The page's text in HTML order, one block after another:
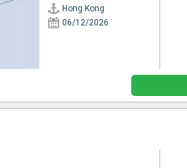
Hong Kong
06/12/2026